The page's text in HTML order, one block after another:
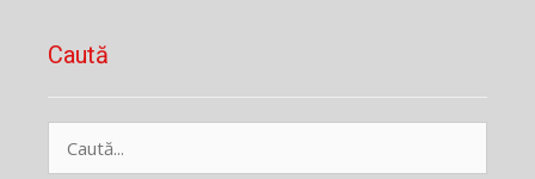
Caută
după: